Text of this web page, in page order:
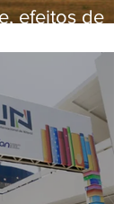
efeitos de